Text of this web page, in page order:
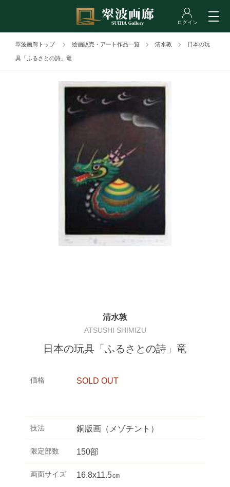
翠波画廊トップ 絵画販売・アート作品一覧 清水敦 日本の玩
具「ふるさとの詩」竜
清水敦
ATSUSHI SHIMIZU
日本の玩具「ふるさとの詩」竜
価格 SOLD OUT
技法 銅版画（メゾチント）
限定部数 150部
画面サイズ 16.8x11.5㎝